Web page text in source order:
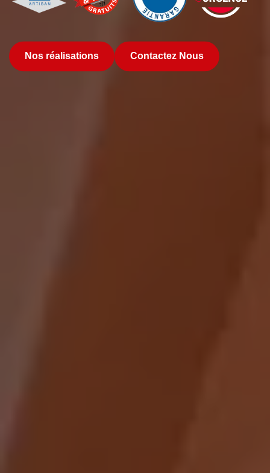
Nos réalisations Contactez Nous